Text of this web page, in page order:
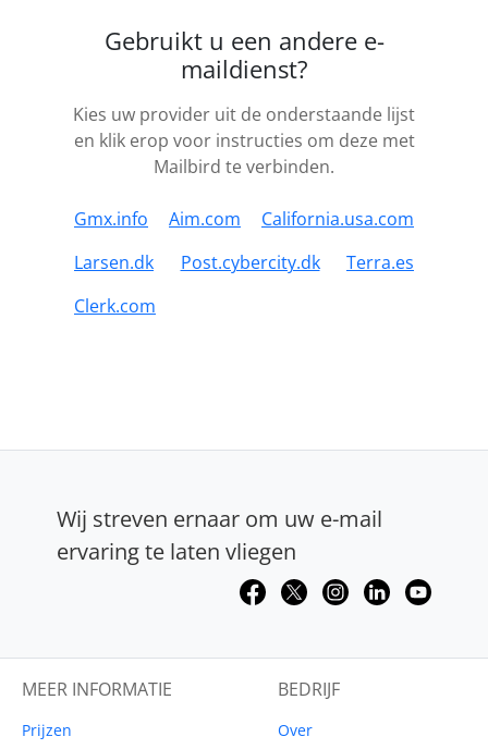
Gebruikt u een andere e-
maildienst?
Kies uw provider uit de onderstaande lijst
en klik erop voor instructies om deze met
Mailbird te verbinden.
Gmx.info Aim.com
California.usa.com
Larsen.dk
Post.cybercity.dk
Terra.es
Clerk.com
Wij streven ernaar om uw e-mail
ervaring te laten vliegen
MEER INFORMATIE
Prijzen
BEDRIJF
Over